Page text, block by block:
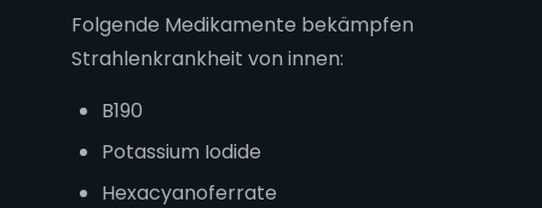
Folgende Medikamente bekämpfen
Strahlenkrankheit von innen:
B190
Potassium Iodide
Hexacyanoferrate